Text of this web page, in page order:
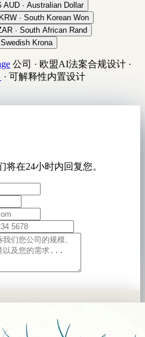
AUD · Australian Dollar
KRW · South Korean Won
· South African Rand
Krona
公司 · 欧盟AI法案合规设计 ·
· 可解释性内置设计
在24小时内回复您。